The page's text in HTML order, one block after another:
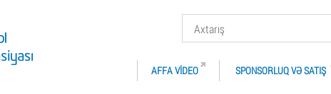
AFFA VIDEO SPONSORLUQ VƏ SATIŞ